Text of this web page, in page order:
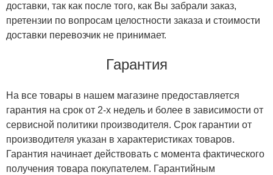
доставки, так как после того, как Вы забрали заказ,
претензии по вопросам целостности заказа и стоимости
доставки перевозчик не принимает.
Гарантия
На все товары в нашем магазине предоставляется
гарантия на срок от 2-х недель и более в зависимости от
сервисной политики производителя. Срок гарантии от
производителя указан в характеристиках товаров.
Гарантия начинает действовать с момента фактического
получения товара покупателем. Гарантийным